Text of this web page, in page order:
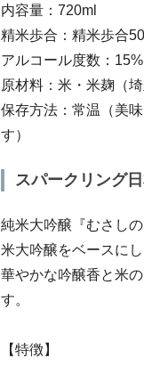
内容量：720ml
精米歩合：精米歩合
アルコール度数：15%
原材料：米・米麹（
保存方法：常温（美
す）
スパークリング
純米大吟醸『むさし
米大吟醸をベースに
華やかな吟醸香と米
す。
【特徴】